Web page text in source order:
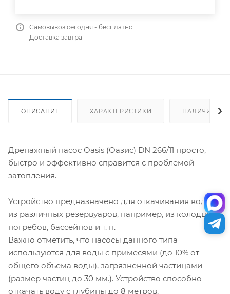
Самовывоз сегодня - бесплатно
Доставка завтра
ОПИСАНИЕ ХАРАКТЕРИСТИКИ НАЛИЧИЕ
Дренажный насос Oasis (Оазис) DN 266/11 просто,
быстро и эффективно справится с проблемой
затопления.
Устройство предназначено для откачивания воды
из различных резервуаров, например, из колодцев,
погребов, бассейнов и т. п.
Важно отметить, что насосы данного типа
используются для воды с примесями (до 10% от
общего объема воды), загрязненной частицами
(размер частиц до 30 мм.). Устройство способно
откачать воду с глубины до 8 метров.